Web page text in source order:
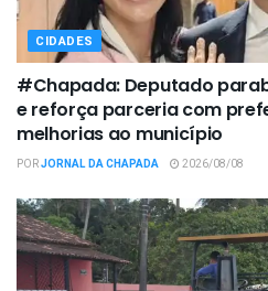
CIDADES
#Chapada: Deputado
e reforça parceria com
melhorias ao município
PORJORNAL DA CHAPADA 2026/08/08